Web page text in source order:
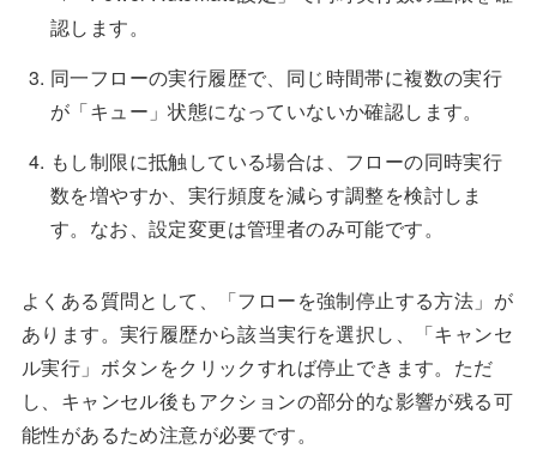
認します。
同一フローの実行履歴で、同じ時間帯に複数の実行
が「キュー」状態になっていないか確認します。
もし制限に抵触している場合は、フローの同時実行
数を増やすか、実行頻度を減らす調整を検討しま
す。なお、設定変更は管理者のみ可能です。
よくある質問として、「フローを強制停止する方法」が
あります。実行履歴から該当実行を選択し、「キャンセ
ル実行」ボタンをクリックすれば停止できます。ただ
し、キャンセル後もアクションの部分的な影響が残る可
能性があるため注意が必要です。